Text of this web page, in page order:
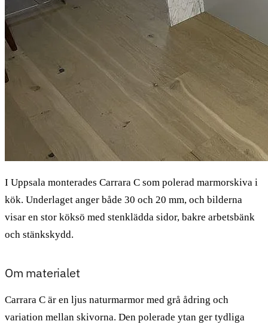
I Uppsala monterades Carrara C som polerad marmorskiva i
kök. Underlaget anger både 30 och 20 mm, och bilderna
visar en stor köksö med stenklädda sidor, bakre arbetsbänk
och stänkskydd.
Om materialet
Carrara C är en ljus naturmarmor med grå ådring och
variation mellan skivorna. Den polerade ytan ger tydliga